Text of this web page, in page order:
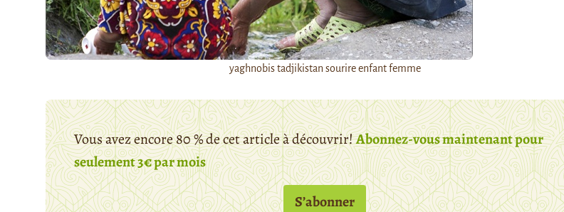
yaghnobis tadjikistan sourire enfant femme
Vous avez encore 80 % de cet article à découvrir!Abonnez-vous maintenant pour
seulement 3€ par mois
S’abonner